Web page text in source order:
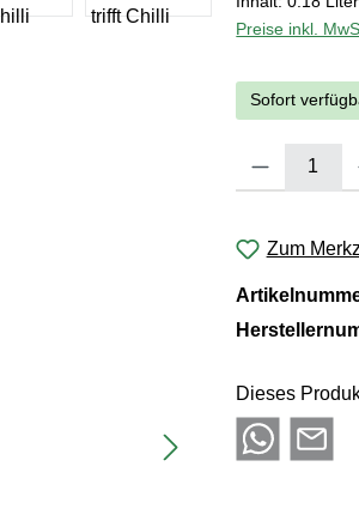
Preise inkl.
Sofort
Produkt
Zum
Dieses